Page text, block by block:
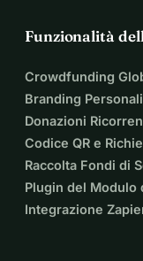
sviluppare i propri
progetto.
Rimani connesso:
iscriviti alla
Aiuta a costruire
Strada ad Accra,
Immagina un luogo
Funzionalità
Crowdfunding
Branding
Donazioni
Codice QR e
Raccolta Fondi di
Plugin del Modulo
Integrazione